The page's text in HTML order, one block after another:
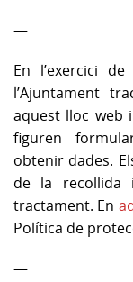
—
En l’exercici
l’Ajuntament
aquest lloc web
figuren
obtenir dades.
de la recollida
tractament. En
Política de
—